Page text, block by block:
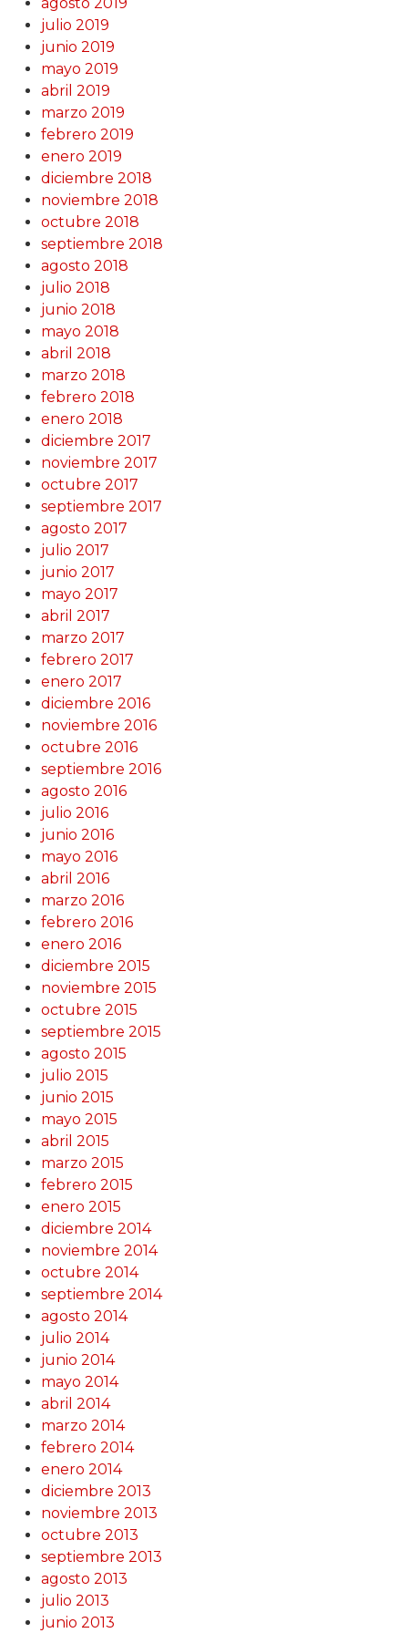
agosto 2019
julio 2019
junio 2019
mayo 2019
abril 2019
marzo 2019
febrero 2019
enero 2019
diciembre 2018
noviembre 2018
octubre 2018
septiembre 2018
agosto 2018
julio 2018
junio 2018
mayo 2018
abril 2018
marzo 2018
febrero 2018
enero 2018
diciembre 2017
noviembre 2017
octubre 2017
septiembre 2017
agosto 2017
julio 2017
junio 2017
mayo 2017
abril 2017
marzo 2017
febrero 2017
enero 2017
diciembre 2016
noviembre 2016
octubre 2016
septiembre 2016
agosto 2016
julio 2016
junio 2016
mayo 2016
abril 2016
marzo 2016
febrero 2016
enero 2016
diciembre 2015
noviembre 2015
octubre 2015
septiembre 2015
agosto 2015
julio 2015
junio 2015
mayo 2015
abril 2015
marzo 2015
febrero 2015
enero 2015
diciembre 2014
noviembre 2014
octubre 2014
septiembre 2014
agosto 2014
julio 2014
junio 2014
mayo 2014
abril 2014
marzo 2014
febrero 2014
enero 2014
diciembre 2013
noviembre 2013
octubre 2013
septiembre 2013
agosto 2013
julio 2013
junio 2013